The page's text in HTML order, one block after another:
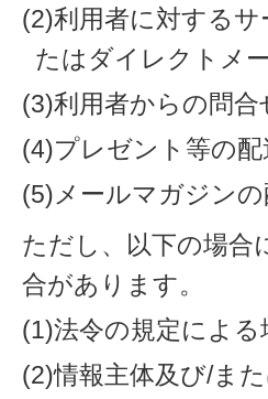
(2)利用者に対する
たはダイレクトメ
(3)利用者からの問合
(4)プレゼント等の配
(5)メールマガジン
ただし、以下の場合
合があります。
(1)法令の規定による
(2)情報主体及び/ま